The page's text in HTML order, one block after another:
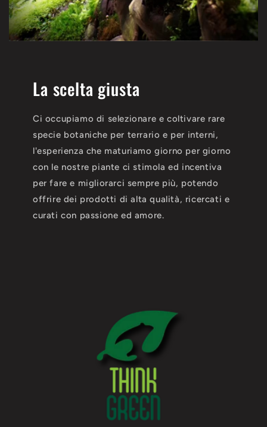
La scelta giusta
Ci occupiamo di selezionare e coltivare rare
specie botaniche per terrario e per interni,
l'esperienza che maturiamo giorno per giorno
con le nostre piante ci stimola ed incentiva
per fare e migliorarci sempre più, potendo
offrire dei prodotti di alta qualità, ricercati e
curati con passione ed amore.